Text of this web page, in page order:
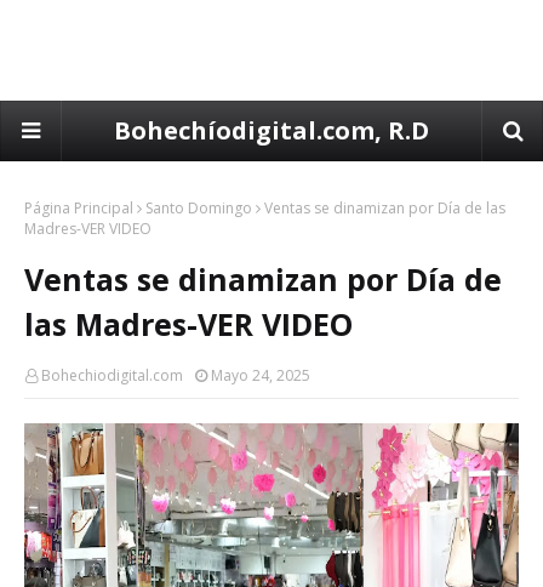
Bohechíodigital.com, R.D
Página Principal Santo Domingo
Ventas se dinamizan por Día de las
Madres-VER VIDEO
Ventas se dinamizan por Día de
las Madres-VER VIDEO
Bohechiodigital.com Mayo 24, 2025